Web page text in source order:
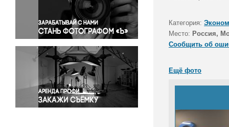
Правосудие
Происшествия и конфликты
Религия
Светская жизнь
Спорт
Экология
Экономика и бизнес
Категория:
Место: Россия,
Сообщить об
Ещё фото